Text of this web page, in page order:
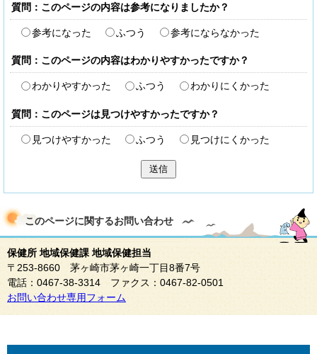
質問：このページの内容は参考になりましたか？
参考になった ふつう 参考にならなかった
質問：このページの内容はわかりやすかったですか？
わかりやすかった ふつう わかりにくかった
質問：このページは見つけやすかったですか？
見つけやすかった ふつう 見つけにくかった
送信
このページに関するお問い合わせ
保健所 地域保健課 地域保健担当
〒253-8660 茅ヶ崎市茅ヶ崎一丁目8番7号
電話：0467-38-3314 ファクス：0467-82-0501
お問い合わせ専用フォーム